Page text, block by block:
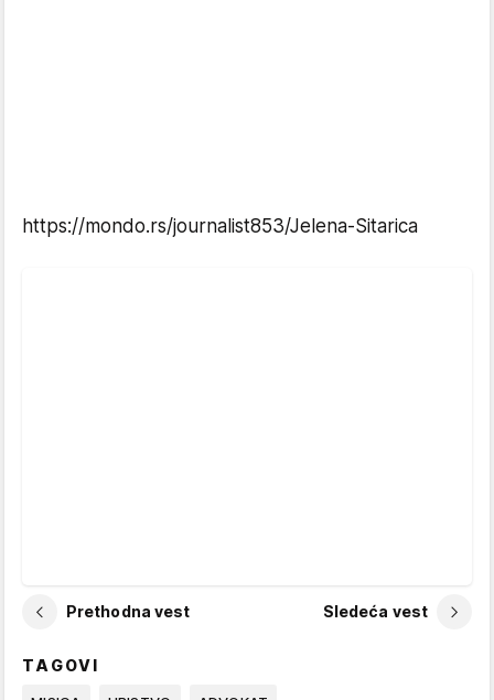
https://mondo.rs/journalist853/Jelena-Sitarica
Prethodna vest Sledeća vest
TAGOVI